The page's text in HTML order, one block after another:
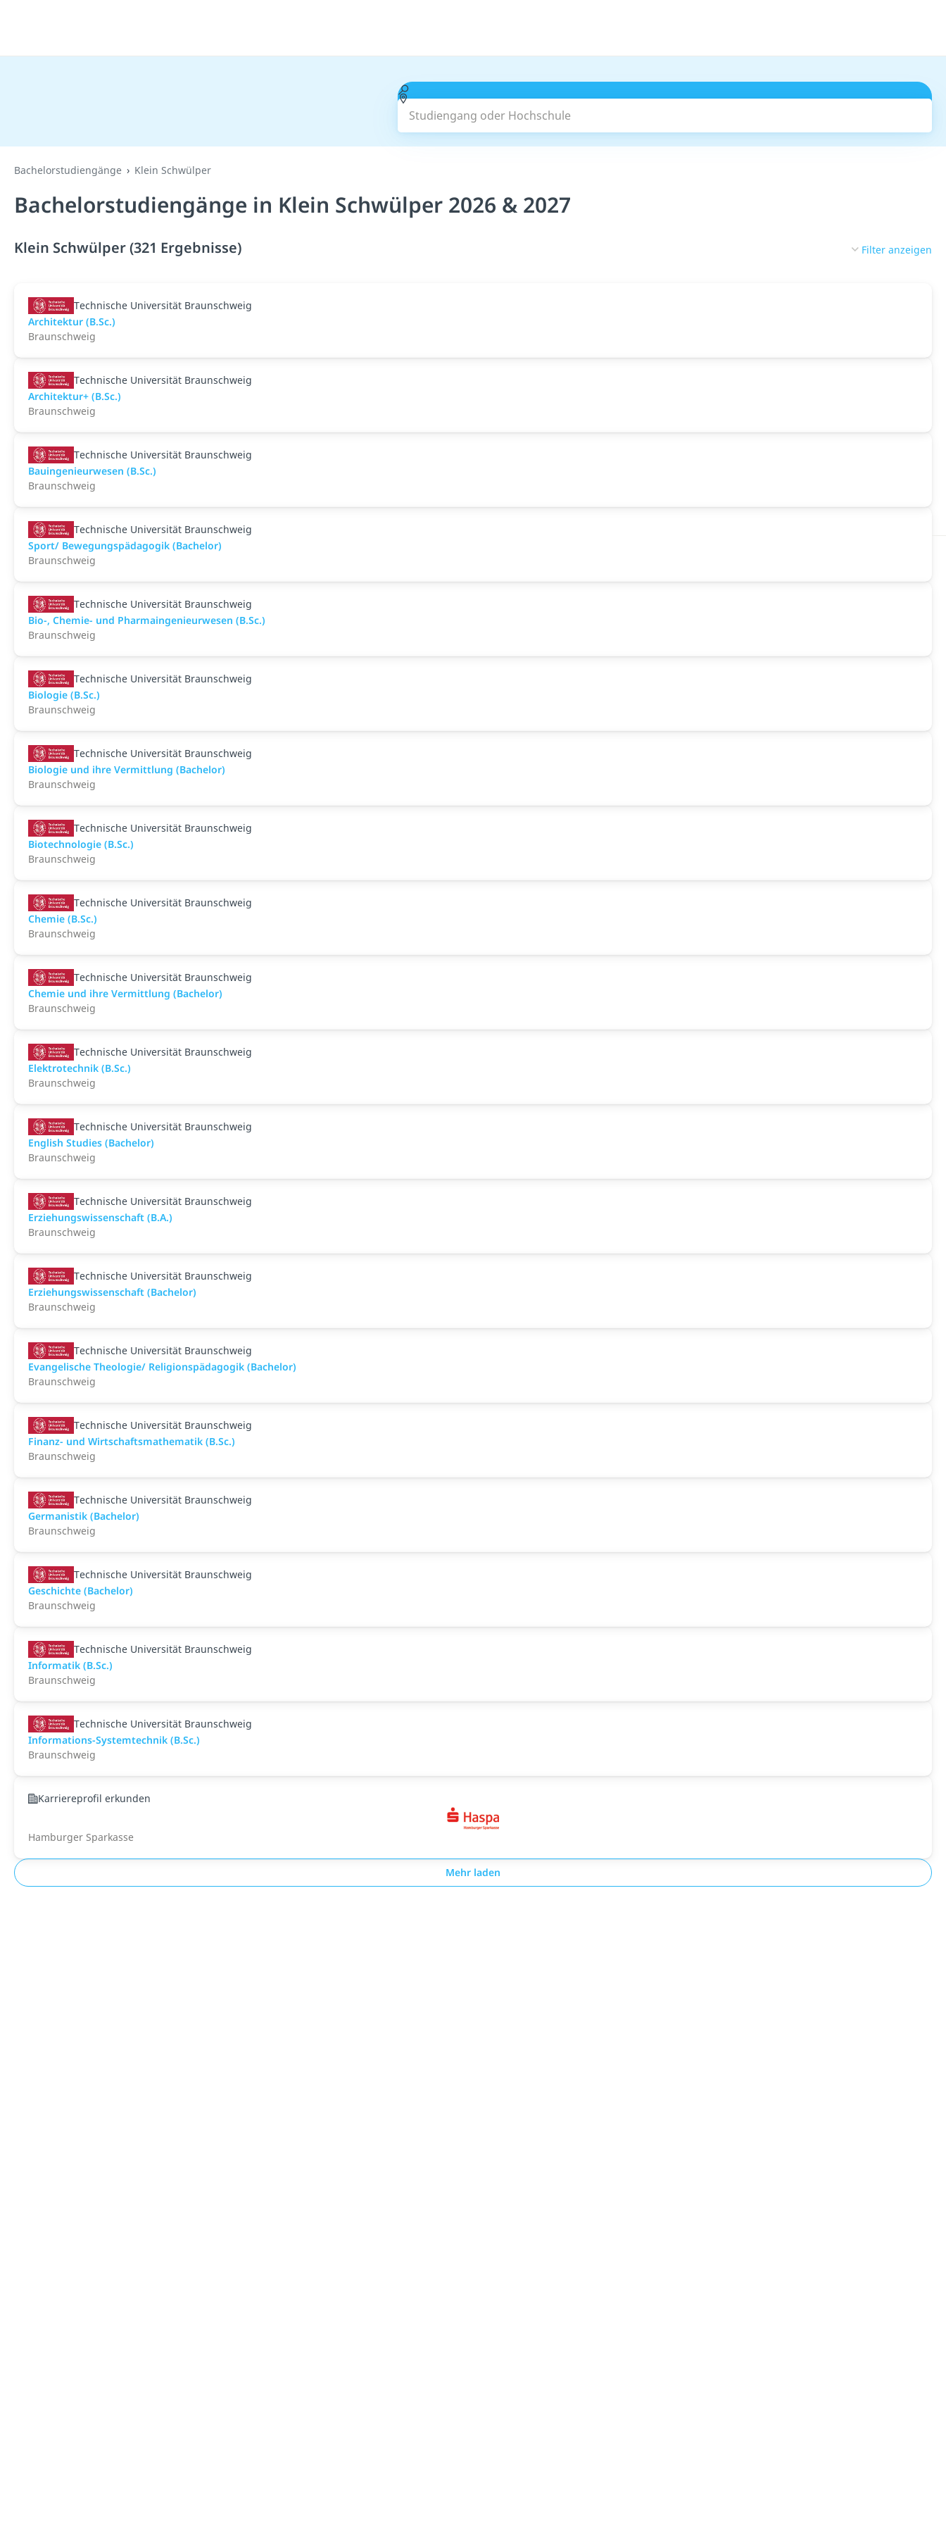
Studiengang oder Hochschule
Bachelorstudiengänge Klein Schwülper
Bachelorstudiengänge in Klein Schwülper 2026 & 2027
Klein Schwülper (321 Ergebnisse) Filter anzeigen
Technische Universität Braunschweig
Architektur (B.Sc.)
Braunschweig
Technische Universität Braunschweig
Architektur+ (B.Sc.)
Braunschweig
Technische Universität Braunschweig
Bauingenieurwesen (B.Sc.)
Braunschweig
Technische Universität Braunschweig
Sport/ Bewegungspädagogik (Bachelor)
Braunschweig
Technische Universität Braunschweig
Bio-, Chemie- und Pharmaingenieurwesen (B.Sc.)
Braunschweig
Technische Universität Braunschweig
Biologie (B.Sc.)
Braunschweig
Technische Universität Braunschweig
Biologie und ihre Vermittlung (Bachelor)
Braunschweig
Technische Universität Braunschweig
Biotechnologie (B.Sc.)
Braunschweig
Technische Universität Braunschweig
Chemie (B.Sc.)
Braunschweig
Technische Universität Braunschweig
Chemie und ihre Vermittlung (Bachelor)
Braunschweig
Technische Universität Braunschweig
Elektrotechnik (B.Sc.)
Braunschweig
Technische Universität Braunschweig
English Studies (Bachelor)
Braunschweig
Technische Universität Braunschweig
Erziehungswissenschaft (B.A.)
Braunschweig
Technische Universität Braunschweig
Erziehungswissenschaft (Bachelor)
Braunschweig
Technische Universität Braunschweig
Evangelische Theologie/ Religionspädagogik (Bachelor)
Braunschweig
Technische Universität Braunschweig
Finanz- und Wirtschaftsmathematik (B.Sc.)
Braunschweig
Technische Universität Braunschweig
Germanistik (Bachelor)
Braunschweig
Technische Universität Braunschweig
Geschichte (Bachelor)
Braunschweig
Technische Universität Braunschweig
Informatik (B.Sc.)
Braunschweig
Technische Universität Braunschweig
Informations-Systemtechnik (B.Sc.)
Braunschweig
Karriereprofil erkunden
Hamburger Sparkasse
Mehr laden